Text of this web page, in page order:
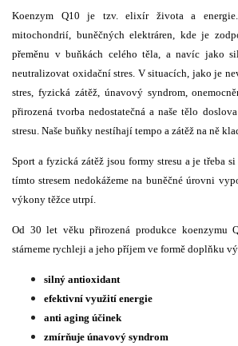
Koenzym Q10 je tzv. elixír života a
mitochondrií, buněčných elektráren, kde je
přeměnu v buňkách celého těla, a navíc jako
neutralizovat oxidační stres. V situacích, jako je
stres, fyzická zátěž, únavový syndrom,
přirozená tvorba nedostatečná a naše tělo
stresu. Naše buňky nestíhají tempo a zátěž na ně
Sport a fyzická zátěž jsou formy stresu a je třeba
tímto stresem nedokážeme na buněčné úrovni
výkony těžce utrpí.
Od 30 let věku přirozená produkce koenzymu
stárneme rychleji a jeho příjem ve formě doplňku
silný antioxidant
efektivní využití energie
anti aging účinek
zmírňuje únavový syndrom